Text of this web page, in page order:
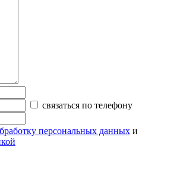
связаться по телефону
персональных данных и